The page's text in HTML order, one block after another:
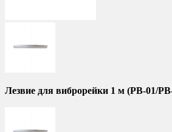
Лезвие для виброрейки 1 м (РВ-01/